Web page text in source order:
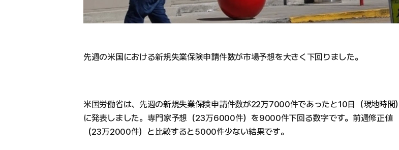
先週の米国における新規失業保険申請件数が市場予想を大きく下回りました。
米国労働省は、先週の新規失業保険申請件数が22万7000件であったと10日（現地時間）
に発表しました。専門家予想（23万6000件）を9000件下回る数字です。前週修正値
（23万2000件）と比較すると5000件少ない結果です。